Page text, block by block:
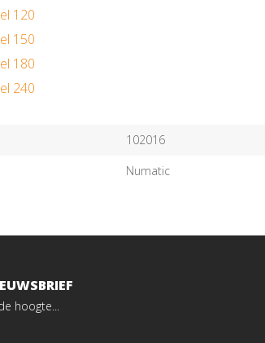
120
150
180
240
102016
Numatic
hoogte...